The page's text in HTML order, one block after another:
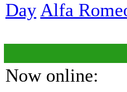
Day Alfa
Now online: